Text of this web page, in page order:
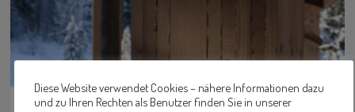
Diese Website verwendet Cookies – nähere Informationen dazu
und zu Ihren Rechten als Benutzer finden Sie in unserer